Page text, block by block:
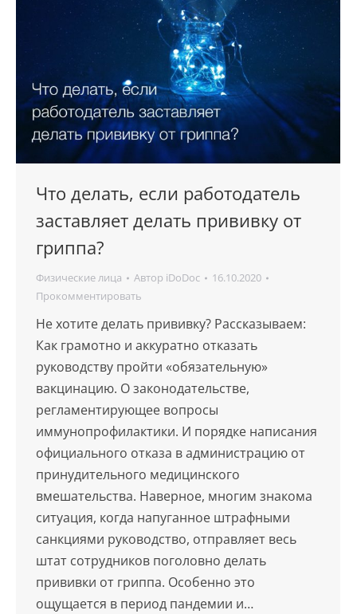
Что делать, если работодатель
заставляет делать прививку от
гриппа?
Физические лица Автор iDoDoc
16.10.2020
Прокомментировать
Не хотите делать прививку? Рассказываем:
Как грамотно и аккуратно отказать
руководству пройти «обязательную»
вакцинацию. О законодательстве,
регламентирующее вопросы
иммунопрофилактики. И порядке написания
официального отказа в администрацию от
принудительного медицинского
вмешательства. Наверное, многим знакома
ситуация, когда напуганное штрафными
санкциями руководство, отправляет весь
штат сотрудников поголовно делать
прививки от гриппа. Особенно это
ощущается в период пандемии и…